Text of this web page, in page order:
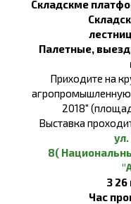
Складскме
Палетные,
Приходите на
агропромышленную
2018"
Выставка
8(
З 26
Час